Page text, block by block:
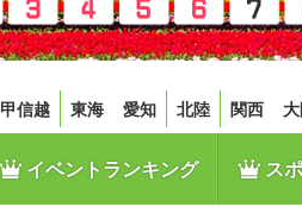
甲信越 東海 愛知 北陸 関西
イベントランキング ス